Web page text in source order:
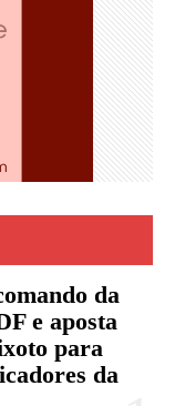
da
e aposta
para
da